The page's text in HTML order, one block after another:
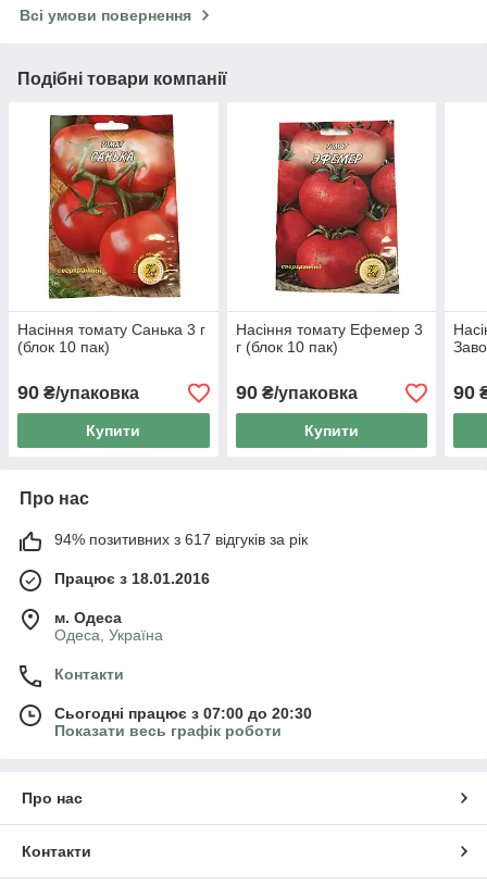
Всі умови повернення
Подібні товари компанії
Насіння томату Санька 3 г
(блок 10 пак)
90 ₴/упаковка
Купити
Насіння томату Ефемер 3
г (блок 10 пак)
90₴/упаковка
Купити
90
Про нас
94% позитивних з 617 відгуків за рік
Працює з 18.01.2016
м. Одеса
Одеса, Україна
Контакти
Сьогодні працює з 07:00 до 20:30
Показати весь графік роботи
Про нас
Контакти